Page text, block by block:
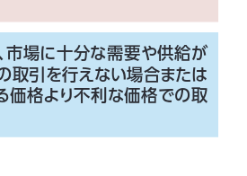
市場に十分な需要や供給が
取引を行えない場合または
価格より不利な価格での取